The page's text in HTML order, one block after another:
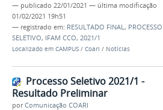
— publicado 22/01/2021 — última modificação
01/02/2021 19h51
— registrado em: RESULTADO FINAL, PROCESSO
SELETIVO, IFAM CCO, 2021/1
Localizado em CAMPUS / Coari / Notícias
Processo Seletivo 2021/1 -
Resultado Preliminar
porComunicação COARI